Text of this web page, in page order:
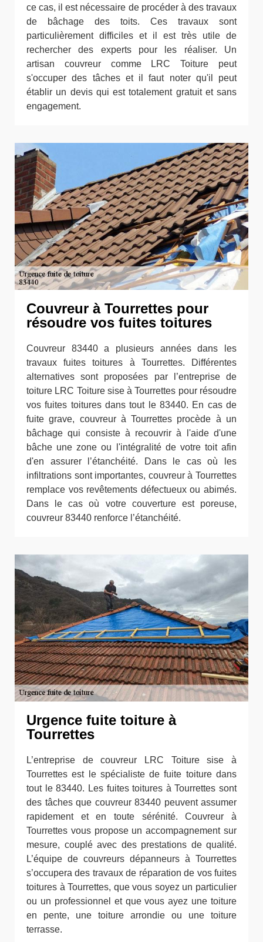
ce cas, il est nécessaire de procéder à des travaux
de bâchage des toits. Ces travaux sont
particulièrement difficiles et il est très utile de
rechercher des experts pour les réaliser. Un
artisan couvreur comme LRC Toiture peut
s'occuper des tâches et il faut noter qu'il peut
établir un devis qui est totalement gratuit et sans
engagement.
Couvreur à Tourrettes pour
résoudre vos fuites toitures
Couvreur 83440 a plusieurs années dans les
travaux fuites toitures à Tourrettes. Différentes
alternatives sont proposées par l’entreprise de
toiture LRC Toiture sise à Tourrettes pour résoudre
vos fuites toitures dans tout le 83440. En cas de
fuite grave, couvreur à Tourrettes procède à un
bâchage qui consiste à recouvrir à l'aide d'une
bâche une zone ou l'intégralité de votre toit afin
d'en assurer l’étanchéité. Dans le cas où les
infiltrations sont importantes, couvreur à Tourrettes
remplace vos revêtements défectueux ou abimés.
Dans le cas où votre couverture est poreuse,
couvreur 83440 renforce l’étanchéité.
Urgence fuite toiture à
Tourrettes
L’entreprise de couvreur LRC Toiture sise à
Tourrettes est le spécialiste de fuite toiture dans
tout le 83440. Les fuites toitures à Tourrettes sont
des tâches que couvreur 83440 peuvent assumer
rapidement et en toute sérénité. Couvreur à
Tourrettes vous propose un accompagnement sur
mesure, couplé avec des prestations de qualité.
L’équipe de couvreurs dépanneurs à Tourrettes
s’occupera des travaux de réparation de vos fuites
toitures à Tourrettes, que vous soyez un particulier
ou un professionnel et que vous ayez une toiture
en pente, une toiture arrondie ou une toiture
terrasse.